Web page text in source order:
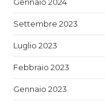
Settembre 2023
Luglio 2023
Febbraio 2023
Gennaio 2023